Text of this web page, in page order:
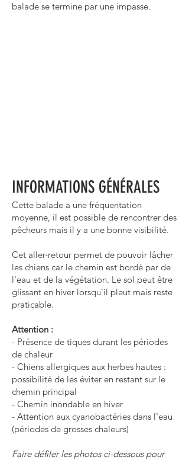
balade se termine par une impasse.
INFORMATIONS GÉNÉRALES
Cette balade a une fréquentation
moyenne, il est possible de rencontrer des
pêcheurs mais il y a une bonne visibilité.
Cet aller-retour permet de pouvoir lâcher
les chiens car le chemin est bordé par de
l'eau et de la végétation. Le sol peut être
glissant en hiver lorsqu'il pleut mais reste
praticable.
Attention :
- Présence de tiques durant les périodes
de chaleur
- Chiens allergiques aux herbes hautes :
possibilité de les éviter en restant sur le
chemin principal
- Chemin inondable en hiver
- Attention aux cyanobactéries dans l'eau
(périodes de grosses chaleurs)
Faire défiler les photos ci-dessous pour